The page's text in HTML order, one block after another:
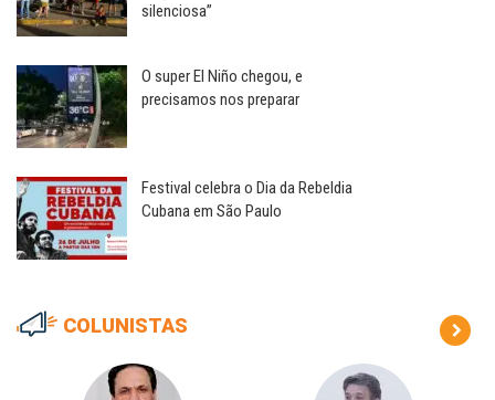
silenciosa”
O super El Niño chegou, e
precisamos nos preparar
Festival celebra o Dia da Rebeldia
Cubana em São Paulo
COLUNISTAS